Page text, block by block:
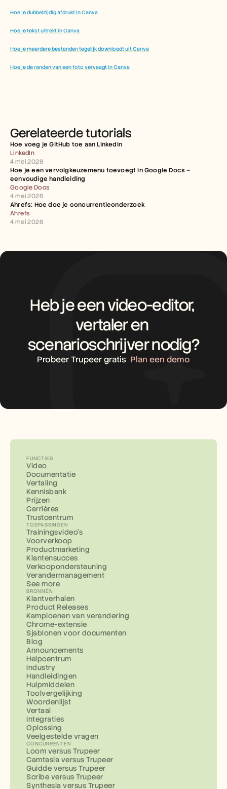
Hoe je dubbelzijdig afdrukt in Canva
Hoe je tekst uitrekt in Canva
Hoe je meerdere bestanden tegelijk downloadt uit Canva
Hoe je de randen van een foto vervaagt in Canva
Gerelateerde tutorials
Hoe voeg je GitHub toe aan LinkedIn
LinkedIn
4 mei 2026
Hoe je een vervolgkeuzemenu toevoegt in Google Docs –
eenvoudige handleiding
Google Docs
4 mei 2026
Ahrefs: Hoe doe je concurrentieonderzoek
Ahrefs
4 mei 2026
Heb je een video-editor,
vertaler en
scenarioschrijver nodig?
Probeer Trupeer gratis Plan een demo
FUNCTIES
Video
Documentatie
Vertaling
Kennisbank
Prijzen
Carrières
Trustcentrum
TOEPASSINGEN
Trainingsvideo's
Voorverkoop
Productmarketing
Klantensucces
Verkoopondersteuning
Verandermanagement
See more
BRONNEN
Klantverhalen
Product Releases
Kampioenen van verandering
Chrome-extensie
Sjablonen voor documenten
Blog
Announcements
Helpcentrum
Industry
Handleidingen
Hulpmiddelen
Toolvergelijking
Woordenlijst
Vertaal
Integraties
Oplossing
Veelgestelde vragen
CONCURRENTEN
Loom versus Trupeer
Camtasia versus Trupeer
Guidde versus Trupeer
Scribe versus Trupeer
Synthesia versus Trupeer